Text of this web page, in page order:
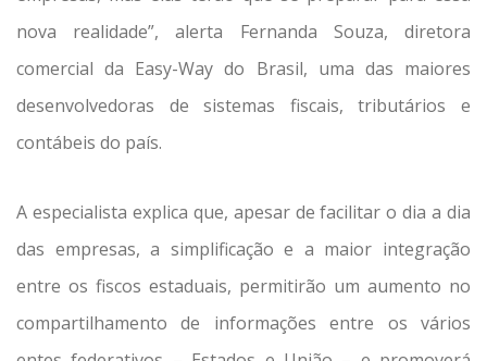
nova realidade”, alerta Fernanda Souza, diretora
comercial da Easy-Way do Brasil, uma das maiores
desenvolvedoras de sistemas fiscais, tributários e
contábeis do país.
A especialista explica que, apesar de facilitar o dia a dia
das empresas, a simplificação e a maior integração
entre os fiscos estaduais, permitirão um aumento no
compartilhamento de informações entre os vários